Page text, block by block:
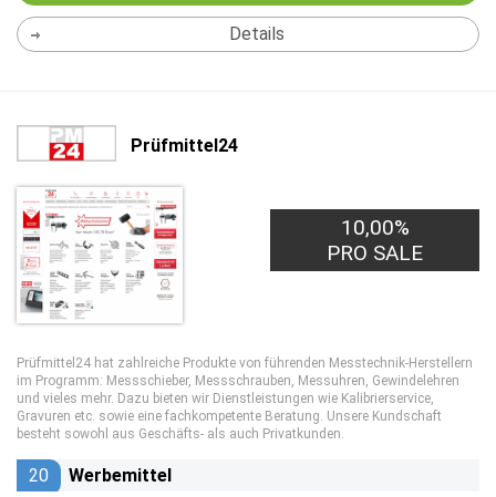
Details
Prüfmittel24
10,00%
PRO SALE
Prüfmittel24 hat zahlreiche Produkte von führenden Messtechnik-Herstellern
im Programm: Messschieber, Messschrauben, Messuhren, Gewindelehren
und vieles mehr. Dazu bieten wir Dienstleistungen wie Kalibrierservice,
Gravuren etc. sowie eine fachkompetente Beratung. Unsere Kundschaft
besteht sowohl aus Geschäfts- als auch Privatkunden.
20 Werbemittel